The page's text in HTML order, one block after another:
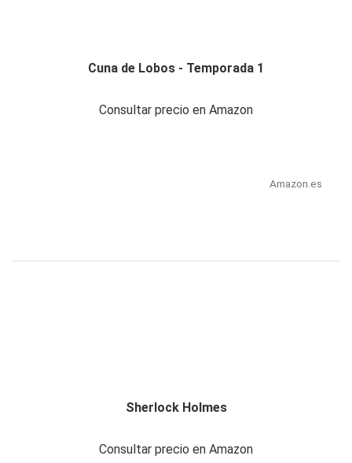
Cuna de Lobos - Temporada 1
Consultar precio en Amazon
Amazon.es
Sherlock Holmes
Consultar precio en Amazon